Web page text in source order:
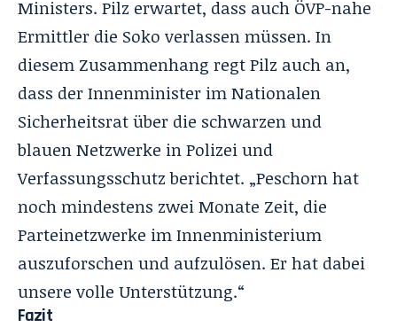
Ministers. Pilz erwartet, dass auch ÖVP-nahe
Ermittler die Soko verlassen müssen. In
diesem Zusammenhang regt Pilz auch an,
dass der Innenminister im Nationalen
Sicherheitsrat über die schwarzen und
blauen Netzwerke in Polizei und
Verfassungsschutz berichtet. „Peschorn hat
noch mindestens zwei Monate Zeit, die
Parteinetzwerke im Innenministerium
auszuforschen und aufzulösen. Er hat dabei
unsere volle Unterstützung.“
Fazit